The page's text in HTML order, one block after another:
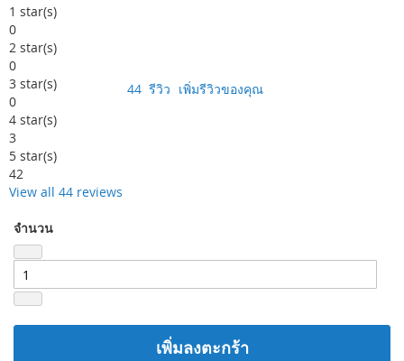
99% of100
1 star(s)
0
2 star(s)
0
3 star(s)
0
4 star(s)
3
5 star(s)
42
View all 44 reviews
44 รีวิว เพิ่มรีวิวของคุณ
จำนวน
เพิ่มลงตะกร้า